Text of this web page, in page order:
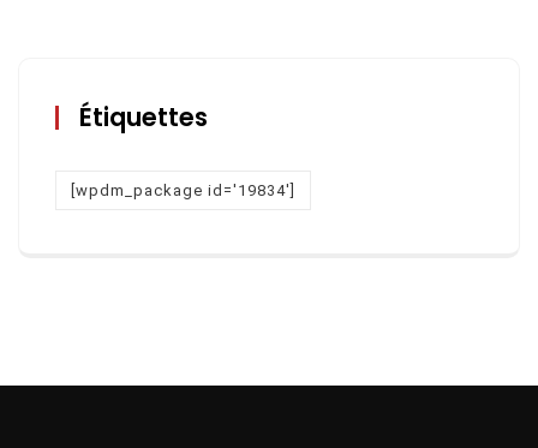
Étiquettes
[wpdm_package id='19834']